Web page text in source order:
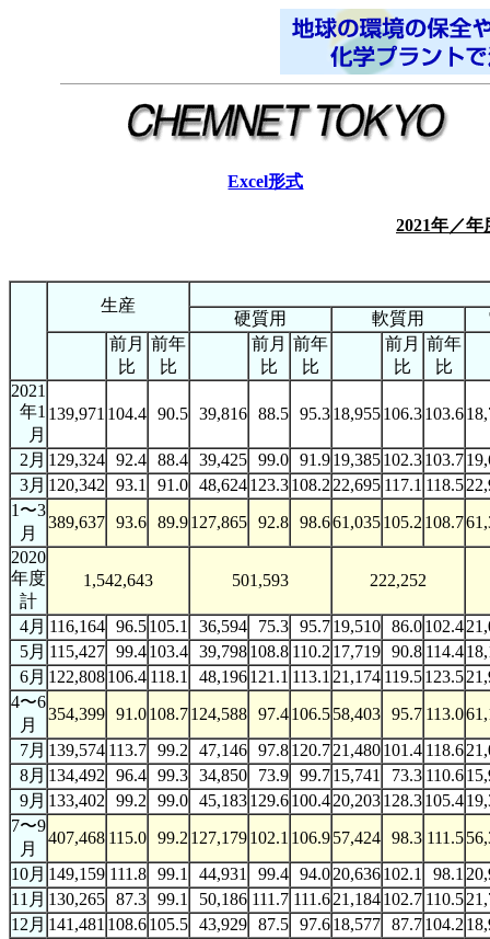
Excel形式
2021年／
生産
硬質用 軟質用
前月
比
前年
比
前月
比
前年
比
前月
比
前年
比
2021
年1
月
139,971 104.4 90.5 39,816 88.5 95.318,955106.3103.6
2月 129,324 92.4 88.4 39,425 99.0 91.919,385102.3103.7
3月 120,342 93.1 91.0 48,624123.3108.2 22,695 117.1 118.5
1〜3
月
389,637 93.6 89.9127,865 92.8 98.661,035105.2 108.7
2020
年度
計
1,542,643 501,593 222,252
4月 116,164 96.5105.1 36,594 75.3 95.719,510 86.0102.4
5月 115,427 99.4103.4 39,798108.8 110.2 17,719 90.8 114.4
6月 122,808106.4 118.1 48,196121.1 113.1 21,174 119.5123.5
4〜6
月
354,399 91.0108.7124,588 97.4106.558,403 95.7 113.0
7月 139,574 113.7 99.2 47,146 97.8120.721,480101.4 118.6
8月 134,492 96.4 99.3 34,850 73.9 99.715,741 73.3 110.6
9月 133,402 99.2 99.0 45,183129.6100.420,203128.3105.4
7〜9
月
407,468 115.0 99.2 127,179102.1 106.957,424 98.3 111.5
10月 149,159 111.8 99.1 44,931 99.4 94.020,636102.1 98.1
11月 130,265 87.3 99.1 50,186 111.7 111.621,184102.7 110.5
12月 141,481 108.6105.5 43,929 87.5 97.618,577 87.7104.2